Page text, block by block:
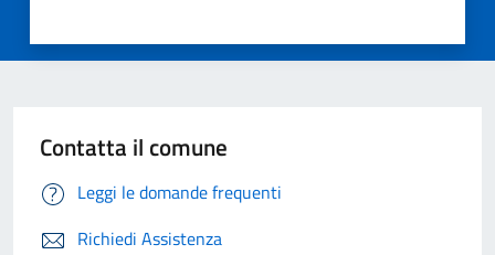
Contatta il comune
Leggi le domande frequenti
Richiedi Assistenza